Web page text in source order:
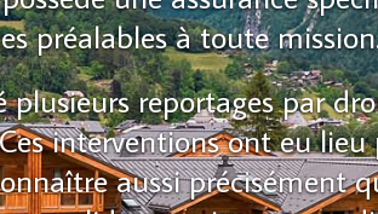
préalables à toute
plusieurs reportages par
interventions ont eu
aussi précisément